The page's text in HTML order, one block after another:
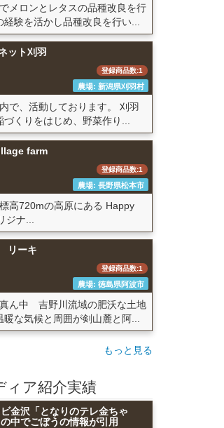
メロンとレタスの品種改良を行
経験を活かし品種改良を行い...
ット刈羽
登録商品数:1
農場: 新潟県刈羽村
で、活動しております。 刈羽
づくりをはじめ、野菜作り...
farm
登録商品数:1
農場: 長野県松本市
高720mの高原にある Happy
ナ...
リーキ
登録商品数:1
農場: 徳島県阿波市
ん中 吉野川流域の肥沃な土地
な気候と周囲が剣山麓と阿...
もっと見る
ィア紹介実績
金沢「となりのテレ金ちゃ
中でごぼうの情報が引用